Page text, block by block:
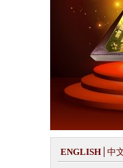
ENGLISH 中